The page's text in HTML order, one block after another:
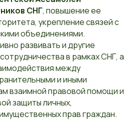
СНГ, повышение ее
укрепление связей с
объединениями.
развивать и другие
в рамках СНГ, а
между
и иными
взаимной правовой помощи и
защиты личных,
прав граждан.